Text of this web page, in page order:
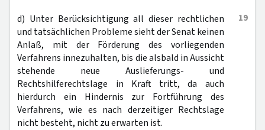
19
d) Unter Berücksichtigung all dieser rechtlichen
und tatsächlichen Probleme sieht der Senat keinen
Anlaß, mit der Förderung des vorliegenden
Verfahrens innezuhalten, bis die alsbald in Aussicht
stehende neue Auslieferungs- und
Rechtshilferechtslage in Kraft tritt, da auch
hierdurch ein Hindernis zur Fortführung des
Verfahrens, wie es nach derzeitiger Rechtslage
nicht besteht, nicht zu erwarten ist.